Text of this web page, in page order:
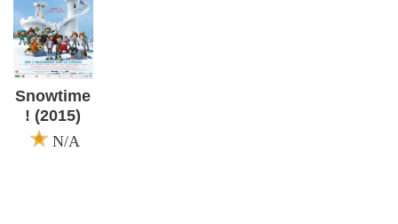
Snowtime
! (2015)
N/A